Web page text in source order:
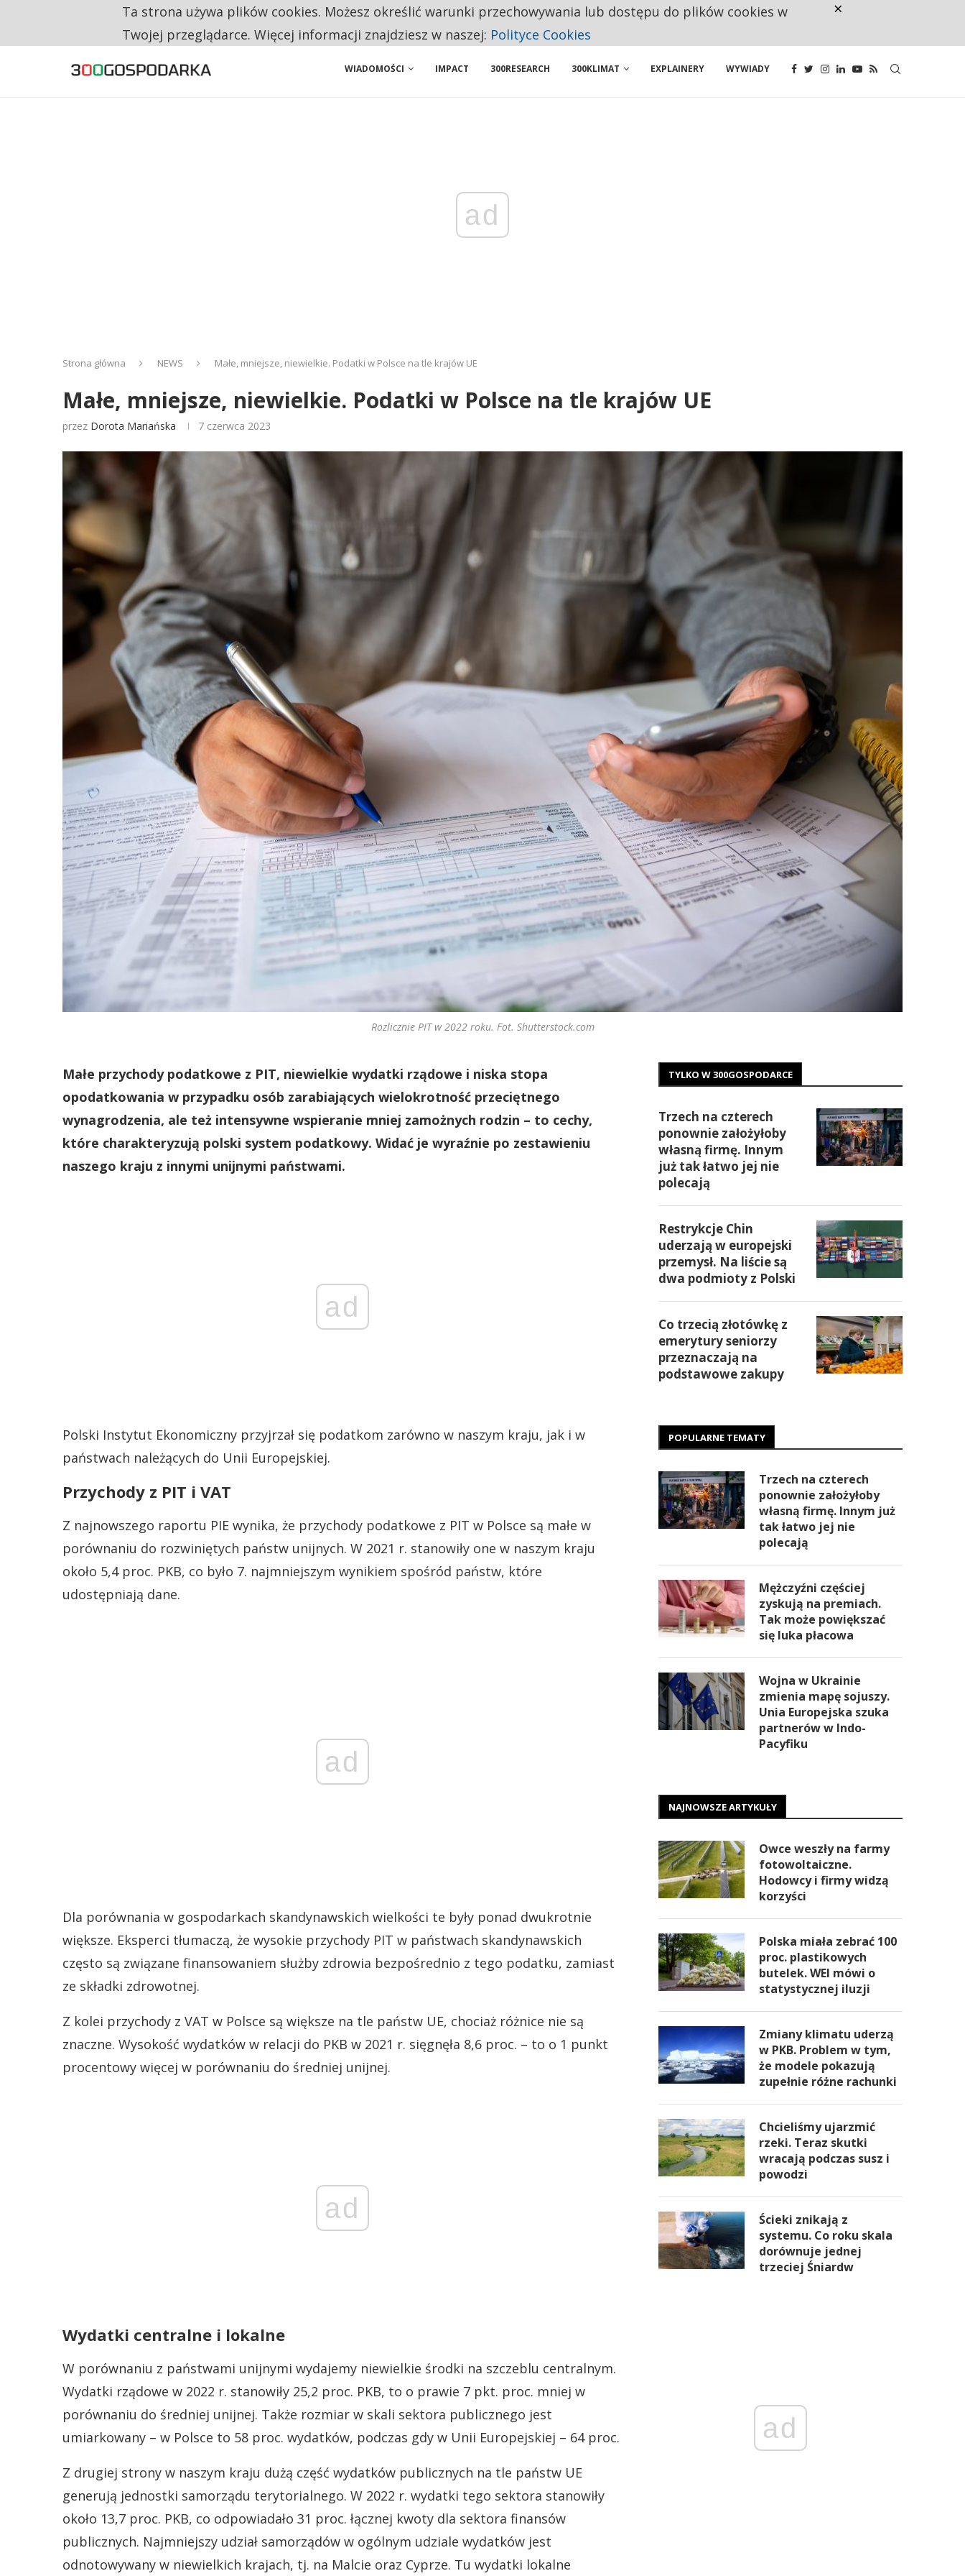
CO TRZECIĄ ZŁOTÓWKĘ Z EMERYTURY SENIORZY PRZEZNACZAJĄ NA PODSTAWOWE ZAKUPY
WIADOMOŚCI IMPACT 300RESEARCH 300KLIMAT EXPLAINERY WYWIADY
ad
Strona główna NEWS Małe, mniejsze, niewielkie. Podatki w Polsce na tle krajów UE
Małe, mniejsze, niewielkie. Podatki w Polsce na tle krajów UE
przez Dorota Mariańska 7 czerwca 2023
Rozlicznie PIT w 2022 roku. Fot. Shutterstock.com
Małe przychody podatkowe z PIT, niewielkie wydatki rządowe i niska stopa
opodatkowania w przypadku osób zarabiających wielokrotność przeciętnego
wynagrodzenia, ale też intensywne wspieranie mniej zamożnych rodzin – to cechy,
które charakteryzują polski system podatkowy. Widać je wyraźnie po zestawieniu
naszego kraju z innymi unijnymi państwami.
ad
Polski Instytut Ekonomiczny przyjrzał się podatkom zarówno w naszym kraju, jak i w
państwach należących do Unii Europejskiej.
Przychody z PIT i VAT
Z najnowszego raportu PIE wynika, że przychody podatkowe z PIT w Polsce są małe w
porównaniu do rozwiniętych państw unijnych. W 2021 r. stanowiły one w naszym kraju
około 5,4 proc. PKB, co było 7. najmniejszym wynikiem spośród państw, które
udostępniają dane.
ad
Dla porównania w gospodarkach skandynawskich wielkości te były ponad dwukrotnie
większe. Eksperci tłumaczą, że wysokie przychody PIT w państwach skandynawskich
często są związane finansowaniem służby zdrowia bezpośrednio z tego podatku, zamiast
ze składki zdrowotnej.
Z kolei przychody z VAT w Polsce są większe na tle państw UE, chociaż różnice nie są
znaczne. Wysokość wydatków w relacji do PKB w 2021 r. sięgnęła 8,6 proc. – to o 1 punkt
procentowy więcej w porównaniu do średniej unijnej.
ad
Wydatki centralne i lokalne
W porównaniu z państwami unijnymi wydajemy niewielkie środki na szczeblu centralnym.
Wydatki rządowe w 2022 r. stanowiły 25,2 proc. PKB, to o prawie 7 pkt. proc. mniej w
porównaniu do średniej unijnej. Także rozmiar w skali sektora publicznego jest
umiarkowany – w Polsce to 58 proc. wydatków, podczas gdy w Unii Europejskiej – 64 proc.
Z drugiej strony w naszym kraju dużą część wydatków publicznych na tle państw UE
generują jednostki samorządu terytorialnego. W 2022 r. wydatki tego sektora stanowiły
około 13,7 proc. PKB, co odpowiadało 31 proc. łącznej kwoty dla sektora finansów
publicznych. Najmniejszy udział samorządów w ogólnym udziale wydatków jest
odnotowywany w niewielkich krajach, tj. na Malcie oraz Cyprze. Tu wydatki lokalne
TYLKO W 300GOSPODARCE
Trzech na czterech
ponownie założyłoby
własną firmę. Innym
już tak łatwo jej nie
polecają
Restrykcje Chin
uderzają w europejski
przemysł. Na liście są
dwa podmioty z Polski
Co trzecią złotówkę z
emerytury seniorzy
przeznaczają na
podstawowe zakupy
POPULARNE TEMATY
Trzech na czterech
ponownie założyłoby
własną firmę. Innym już
tak łatwo jej nie
polecają
Mężczyźni częściej
zyskują na premiach.
Tak może powiększać
się luka płacowa
Wojna w Ukrainie
zmienia mapę sojuszy.
Unia Europejska szuka
partnerów w Indo-
Pacyfiku
NAJNOWSZE ARTYKUŁY
Owce weszły na farmy
fotowoltaiczne.
Hodowcy i firmy widzą
korzyści
Polska miała zebrać 100
proc. plastikowych
butelek. WEI mówi o
statystycznej iluzji
Zmiany klimatu uderzą
w PKB. Problem w tym,
że modele pokazują
zupełnie różne rachunki
Chcieliśmy ujarzmić
rzeki. Teraz skutki
wracają podczas susz i
powodzi
Ścieki znikają z
systemu. Co roku skala
dorównuje jednej
trzeciej Śniardw
ad
Ta strona używa plików cookies. Możesz określić warunki przechowywania lub dostępu do plików cookies w
Twojej przeglądarce. Więcej informacji znajdziesz w naszej: Polityce Cookies
×